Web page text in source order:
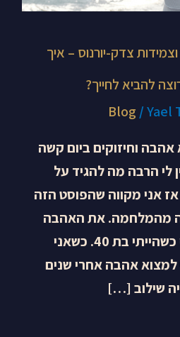
צדק-יורנוס – איך
להביא לחייך?
Blog /Yael
וחיזוקים ביום קשה
לי הרבה מה להגיד על
אני מקווה שהפוסט הזה
מהמלחמה. את האהבה
האמיתית שלי מצאתי כשהייתי בת 40. כשאני
אהבה אחרי שנים
שילוב […]